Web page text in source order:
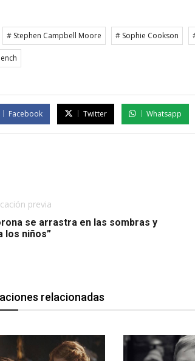
# Stephen Campbell Moore # Sophie Cookson
Facebook Twitter Whatsapp
previa
se arrastra en las sombras y
los niños”
relacionadas